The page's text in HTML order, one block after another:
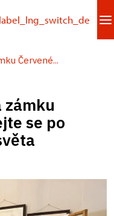
label_lng_switch_de
Červené...
zámku
se po